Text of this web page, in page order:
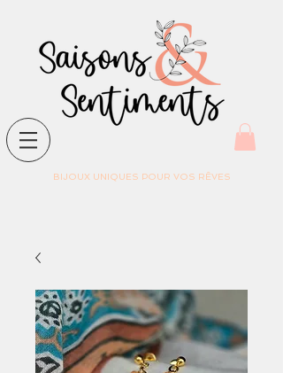
BIJOUX UNIQUES POUR VOS RÊVES